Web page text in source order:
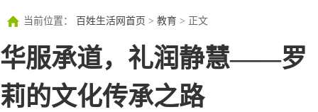
当前位置： 百姓生活网首页 > 教育 > 正文
华服承道，礼润静慧——罗
莉的文化传承之路